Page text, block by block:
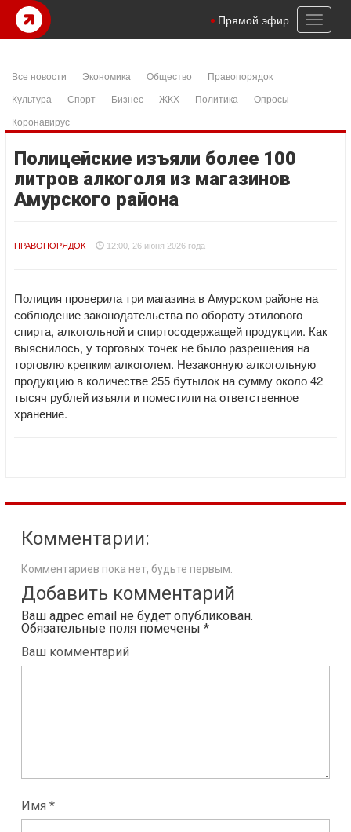
Toggle
Прямой эфир
Все новости Экономика Общество
Правопорядок
Культура
Спорт Бизнес ЖКХ Политика
Опросы
Коронавирус
Полицейские изъяли более 100
литров алкоголя из магазинов
Амурского района
ПРАВОПОРЯДОК 12:00, 26 июня 2026 года
Полиция проверила три магазина в Амурском районе на
соблюдение законодательства по обороту этилового
спирта, алкогольной и спиртосодержащей продукции. Как
выяснилось, у торговых точек не было разрешения на
торговлю крепким алкоголем. Незаконную алкогольную
продукцию в количестве 255 бутылок на сумму около 42
тысяч рублей изъяли и поместили на ответственное
хранение.
Комментарии:
Комментариев пока нет, будьте первым.
Добавить комментарий
Ваш адрес email не будет опубликован.
Обязательные поля помечены *
Ваш комментарий
Имя *